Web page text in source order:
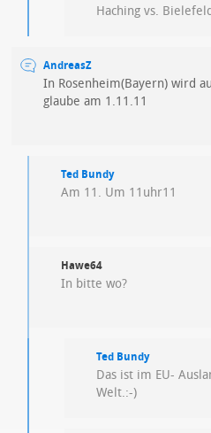
Haching vs.
AndreasZ
In Rosenheim(Bayern) wird
glaube am 1.11.11
Ted Bundy
Am 11. Um 11uhr11
Hawe64
In bitte wo?
Ted Bundy
Das ist im EU-
Welt.:-)